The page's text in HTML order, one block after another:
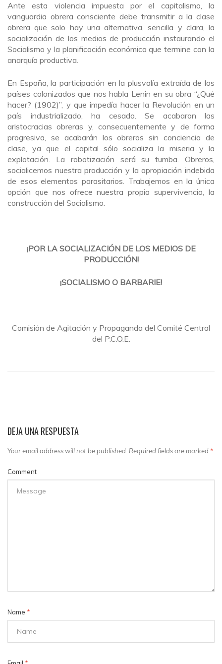
Ante esta violencia impuesta por el capitalismo, la
vanguardia obrera consciente debe transmitir a la clase
obrera que solo hay una alternativa, sencilla y clara, la
socialización de los medios de producción instaurando el
Socialismo y la planificación económica que termine con la
anarquía productiva.
En España, la participación en la plusvalía extraída de los
países colonizados que nos habla Lenin en su obra “¿Qué
hacer? (1902)”, y que impedía hacer la Revolución en un
país industrializado, ha cesado. Se acabaron las
aristocracias obreras y, consecuentemente y de forma
progresiva, se acabarán los obreros sin conciencia de
clase, ya que el capital sólo socializa la miseria y la
explotación. La robotización será su tumba. Obreros,
socialicemos nuestra producción y la apropiación indebida
de esos elementos parasitarios. Trabajemos en la única
opción que nos ofrece nuestra propia supervivencia, la
construcción del Socialismo.
¡POR LA SOCIALIZACIÓN DE LOS MEDIOS DE
PRODUCCIÓN!
¡SOCIALISMO O BARBARIE!
Comisión de Agitación y Propaganda del Comité Central
del P.C.O.E.
DEJA UNA RESPUESTA
Your email address will not be published. Required fields are marked *
Comment
Name *